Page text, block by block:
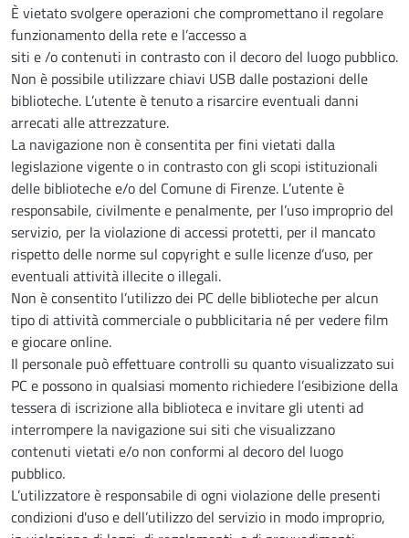
È vietato svolgere operazioni che compromettano il regolare
funzionamento della rete e l’accesso a
siti e /o contenuti in contrasto con il decoro del luogo pubblico.
Non è possibile utilizzare chiavi USB dalle postazioni delle
biblioteche. L’utente è tenuto a risarcire eventuali danni
arrecati alle attrezzature.
La navigazione non è consentita per fini vietati dalla
legislazione vigente o in contrasto con gli scopi istituzionali
delle biblioteche e/o del Comune di Firenze. L’utente è
responsabile, civilmente e penalmente, per l’uso improprio del
servizio, per la violazione di accessi protetti, per il mancato
rispetto delle norme sul copyright e sulle licenze d’uso, per
eventuali attività illecite o illegali.
Non è consentito l’utilizzo dei PC delle biblioteche per alcun
tipo di attività commerciale o pubblicitaria né per vedere film
e giocare online.
Il personale può effettuare controlli su quanto visualizzato sui
PC e possono in qualsiasi momento richiedere l’esibizione della
tessera di iscrizione alla biblioteca e invitare gli utenti ad
interrompere la navigazione sui siti che visualizzano
contenuti vietati e/o non conformi al decoro del luogo
pubblico.
L’utilizzatore è responsabile di ogni violazione delle presenti
condizioni d'uso e dell’utilizzo del servizio in modo improprio,